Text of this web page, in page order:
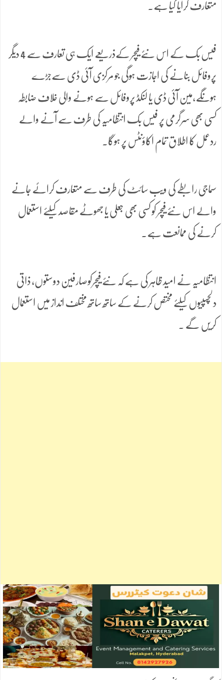
متعارف کرایا گیا ہے۔
فیس بک کے اس نئے فیچر کےذریعے ایک ہی تعارف سے 4 دیگر
پروفائل بنانے کی اجازت ہوگی جو مرکزی آئی ڈی سےجڑے
ہونگے،مین آئی ڈی یا لنکڈ پروفائل سے ہونے والی خلاف ضابطہ
کسی بھی سرگرمی پر فیس بک انتظامیہ کی طرف سے آنے والے
ردعمل کا اطلاق تمام اکاؤنٹس پر ہوگا۔
سماجی رابطے کی ویب سائٹ کی طرف سے متعارف کرائے جانے
والے اس نئے فیچر کو کسی بھی جعلی یا جھوٹے مقاصد کیلئے استعمال
کرنے کی ممانعت ہے۔
انتظامیہ نے امید ظاہر کی ہے کہ نئے فیچرکوصارفین دوستوں، ذاتی
دلچسپیوں کیلئے مختص کرنے کے ساتھ ساتھ مختلف انداز میں استعمال
کریں گے ۔